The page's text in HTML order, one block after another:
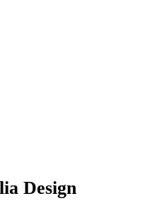
Design